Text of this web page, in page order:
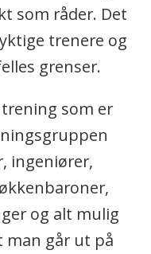
som råder. Det
trenere og
grenser.
som er
ingeniører,
og alt mulig
man går ut på